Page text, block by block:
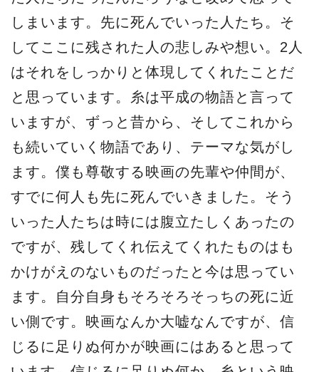
しまいます。先に死んでいった人たち。そ
してここに残された人の悲しみや想い。2人
はそれをしっかりと体現してくれたことだ
と思っています。糸は平成の物語と言って
いますが、ずっと昔から、そしてこれから
も続いていく物語であり、テーマな気がし
ます。僕も尊敬する映画の先輩や仲間が、
すでに何人も先に死んでいきました。そう
いった人たちは時には腹立たしくあったの
ですが、残してくれ伝えてくれたものはも
かけがえのないものだったと今は思ってい
ます。自分自身もそろそろそっちの死に近
い側です。映画なんか大嘘なんですが、信
じるに足りぬ何かが映画にはあると思って